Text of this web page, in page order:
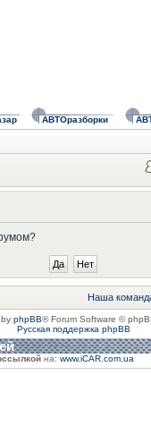
АВТОразборки
Наша
phpBB® Forum Software ©
Русская поддержка phpBB
на: www.iCAR.com.ua